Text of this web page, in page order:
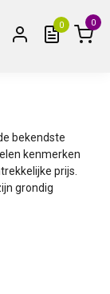
0 0
bekendste
kenmerken
prijs.
grondig